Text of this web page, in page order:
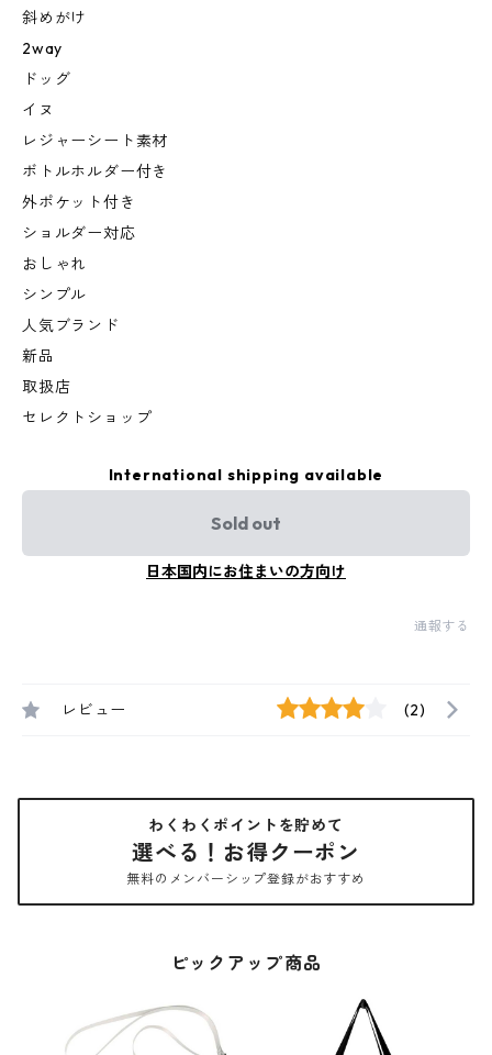
斜めがけ
2way
ドッグ
イヌ
レジャーシート素材
ボトルホルダー付き
外ポケット付き
ショルダー対応
おしゃれ
シンプル
人気ブランド
新品
取扱店
セレクトショップ
International shipping available
Sold out
日本国内にお住まいの方向け
通報する
レビュー (2)
わくわくポイントを貯めて
選べる！お得クーポン
無料のメンバーシップ登録がおすすめ
ピックアップ商品